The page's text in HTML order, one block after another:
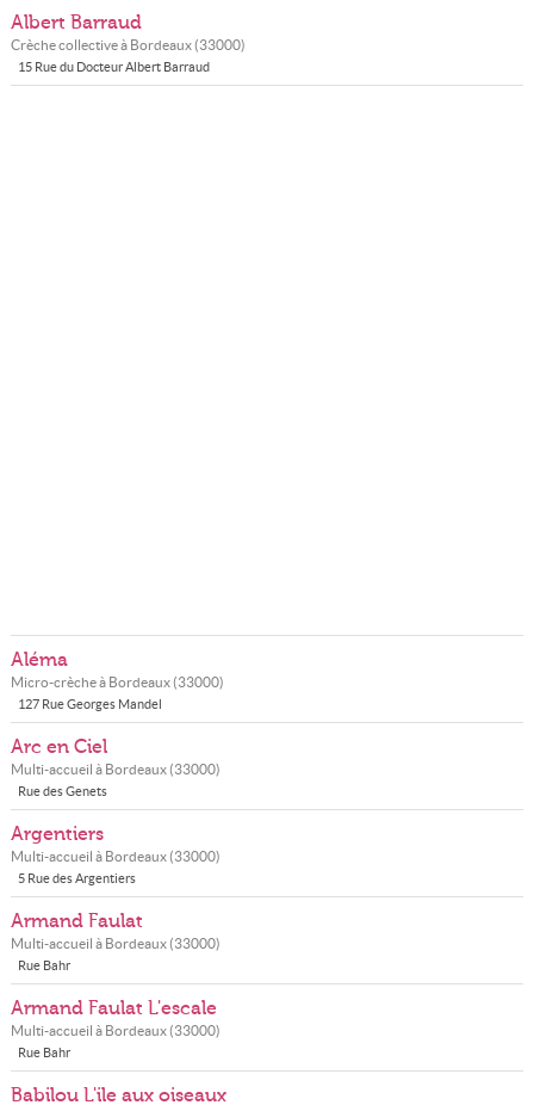
Albert Barraud
Crèche collective à Bordeaux(33000)
15 Rue du Docteur Albert Barraud
Aléma
Micro-crèche à Bordeaux(33000)
127 Rue Georges Mandel
Arc en Ciel
Multi-accueil à Bordeaux(33000)
Rue des Genets
Argentiers
Multi-accueil à Bordeaux(33000)
5 Rue des Argentiers
Armand Faulat
Multi-accueil à Bordeaux(33000)
Rue Bahr
Armand Faulat L'escale
Multi-accueil à Bordeaux(33000)
Rue Bahr
Babilou L'ile aux oiseaux